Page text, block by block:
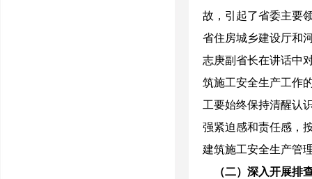
故，引起了省委主要
省住房城乡建设厅和
志庚副省长在讲话中
筑施工安全生产工作
工要始终保持清醒认
强紧迫感和责任感，
建筑施工安全生产管
（二）深入开展排